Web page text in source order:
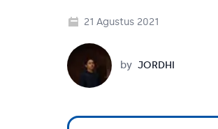
21 Agustus 2021
Jordhi
by JORDHI